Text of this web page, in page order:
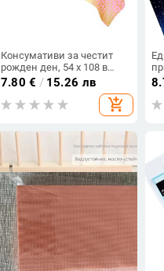
Консумативи за честит
рожден ден, 54 x 108 в
розови конфети на точки
Покривка за маса за
еднократна употреба
7.80 € / 15.26 лв
add_shopping_cart
и